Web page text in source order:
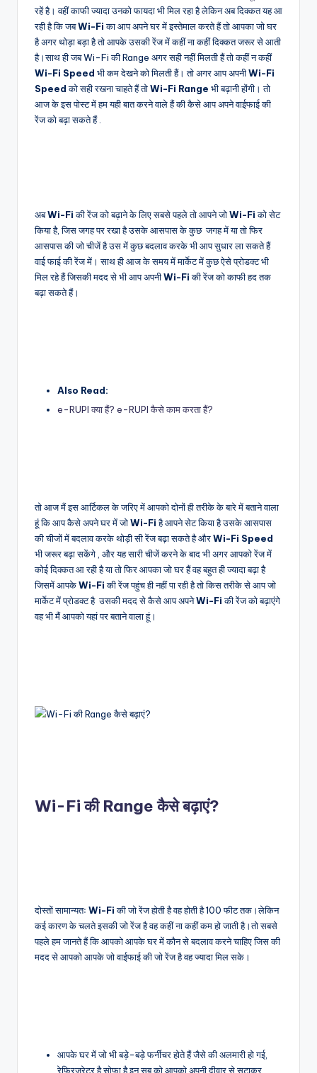
रहें है। वहीं काफी ज्यादा उनको फायदा भी मिल रहा है लेकिन अब दिक्कत यह आ
रही है कि जबWi-Fiका आप अपने घर में इस्तेमाल करते हैं तो आपका जो घर
है अगर थोड़ा बड़ा है तो आपके उसकी रेंज में कहीं ना कहीं दिक्कत जरूर से आती
है।साथ ही जब Wi-Fi की Range अगर सही नहीं मिलती हैं तो कहीं न कहीं
Wi-Fi Speed भी कम देखने को मिलती हैं। तो अगर आप अपनीWi-Fi
Speedको सही रखना चाहते हैं तोWi-Fi Range भी बढ़ानी होंगी। तो
आज के इस पोस्ट में हम यही बात करने वाले हैं की कैसे आप अपने वाईफाई की
रेंज को बढ़ा सकते हैं .
अबWi-Fiकी रेंज को बढ़ाने के लिए सबसे पहले तो आपने जोWi-Fiको सेट
किया है, जिस जगह पर रखा है उसके आसपास के कुछ जगह में या तो फिर
आसपास की जो चीजें है उस में कुछ बदलाव करके भी आप सुधार ला सकते हैं
वाई फाई की रेंज में। साथ ही आज के समय में मार्केट में कुछ ऐसे प्रोडक्ट भी
मिल रहे हैं जिसकी मदद से भी आप अपनीWi-Fiकी रेंज को काफी हद तक
बढ़ा सकते हैं।
Also Read:
e-RUPI क्या हैं? e-RUPI कैसे काम करता हैं?
तो आज मैं इस आर्टिकल के जरिए में आपको दोनों ही तरीके के बारे में बताने वाला
हूं कि आप कैसे अपने घर में जोWi-Fiहै आपने सेट किया है उसके आसपास
की चीजों में बदलाव करके थोड़ी सी रेंज बढ़ा सकते है औरWi-Fi Speed
भी जरूर बढ़ा सकेंगे , और यह सारी चीजें करने के बाद भी अगर आपको रेंज में
कोई दिक्कत आ रही है या तो फिर आपका जो घर हैं वह बहुत ही ज्यादा बढ़ा है
जिसमें आपकेWi-Fiकी रेंज पहुंच ही नहीं पा रही है तो किस तरीके से आप जो
मार्केट में प्रोडक्ट है उसकी मदद से कैसे आप अपनेWi-Fiकी रेंज को बढ़ाएंगे
वह भी मैं आपको यहां पर बताने वाला हूं।
Wi-Fiकी Range कैसे बढ़ाएं?
दोस्तों सामान्यतः Wi-Fiकी जो रेंज होती है वह होती है 100 फीट तक।लेकिन
कई कारण के चलते इसकी जो रेंज है वह कहीं ना कहीं कम हो जाती है।तो सबसे
पहले हम जानते हैं कि आपको आपके घर में कौन से बदलाव करने चाहिए जिस की
मदद से आपको आपके जो वाईफाई की जो रेंज है वह ज्यादा मिल सके।
आपके घर में जो भी बड़े-बड़े फर्नीचर होते हैं जैसे की अलमारी हो गई,
रेफ्रिजरेटर है सोफा है इन सब को आपको अपनी दीवार से सटाकर